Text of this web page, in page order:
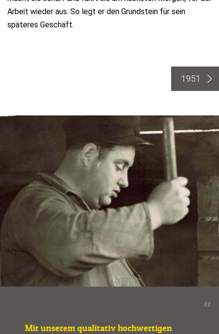
Arbeit wieder aus. So legt er den Grundstein für sein
späteres Geschäft.
1951 >
Mit unserem qualitativ hochwertigen